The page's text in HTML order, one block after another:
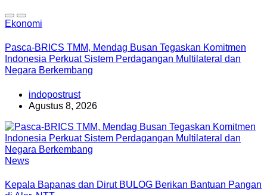
Ekonomi
Pasca-BRICS TMM, Mendag Busan Tegaskan Komitmen
Indonesia Perkuat Sistem Perdagangan Multilateral dan
Negara Berkembang
indopostrust
Agustus 8, 2026
News
Kepala Bapanas dan Dirut BULOG Berikan Bantuan Pangan